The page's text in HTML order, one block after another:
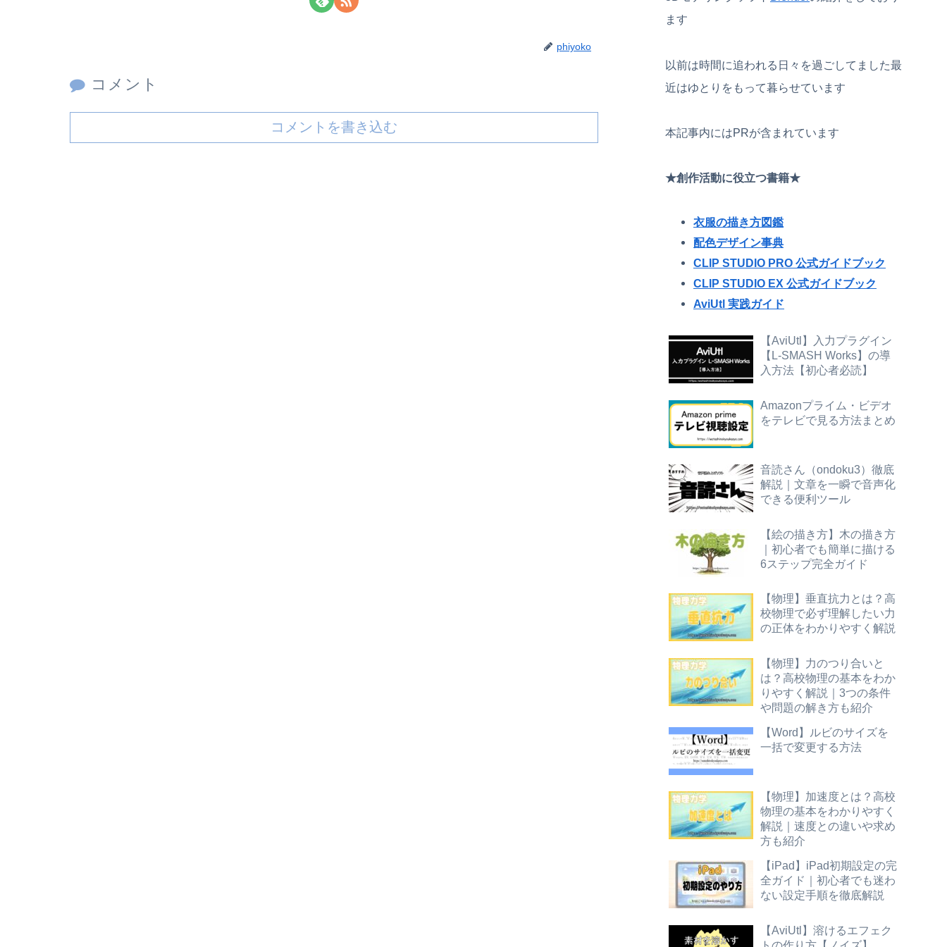
phiyoko
コメント
コメントを書き込む
ます
以前は時間に追われる日々を過ごしてました最
近はゆとりをもって暮らせています
本記事内にはPRが含まれています
★創作活動に役立つ書籍★
衣服の描き方図鑑
配色デザイン事典
CLIP STUDIO PRO 公式ガイドブック
CLIP STUDIO EX 公式ガイドブック
AviUtl 実践ガイド
【AviUtl】入力プラグイン
【L-SMASH Works】の導
入方法【初心者必読】
Amazonプライム・ビデオ
をテレビで見る方法まとめ
音読さん（ondoku3）徹底
解説｜文章を一瞬で音声化
できる便利ツール
【絵の描き方】木の描き方
｜初心者でも簡単に描ける
6ステップ完全ガイド
【物理】垂直抗力とは？高
校物理で必ず理解したい力
の正体をわかりやすく解説
【物理】力のつり合いと
は？高校物理の基本をわか
りやすく解説｜3つの条件
や問題の解き方も紹介
【Word】ルビのサイズを
一括で変更する方法
【物理】加速度とは？高校
物理の基本をわかりやすく
解説｜速度との違いや求め
方も紹介
【iPad】iPad初期設定の完
全ガイド｜初心者でも迷わ
ない設定手順を徹底解説
【AviUtl】溶けるエフェク